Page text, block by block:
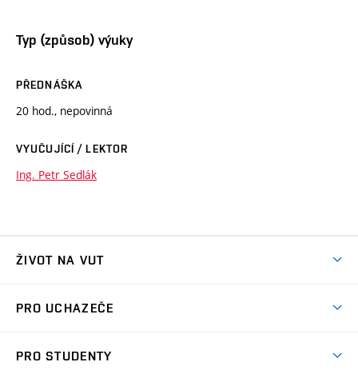
Typ (způsob) výuky
PŘEDNÁŠKA
20 hod., nepovinná
VYUČUJÍCÍ / LEKTOR
Ing. Petr Sedlák
ŽIVOT NA VUT
Koleje
PRO UCHAZEČE
PRO STUDENTY